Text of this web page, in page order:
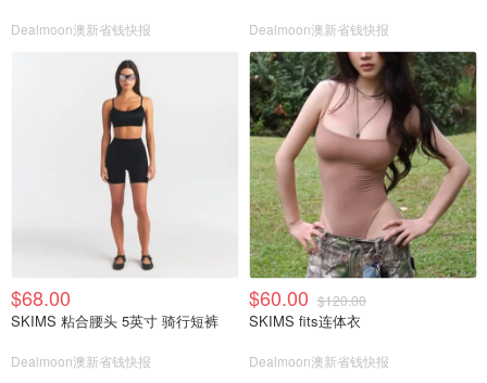
Dealmoon澳新省钱快报 Dealmoon澳新省钱快报
$68.00
SKIMS 粘合腰头 5英寸 骑行短裤
Dealmoon澳新省钱快报
$60.00 $120.00
SKIMS fits连体衣
Dealmoon澳新省钱快报